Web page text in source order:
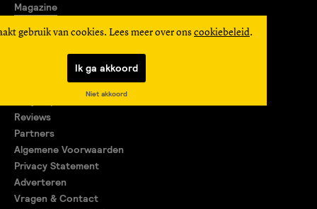
Wedstrijd
Editio Producties
gebruik van cookies. Lees meer over ons cookiebeleid.
Ik ga akkoord
Niet akkoord
Magazine
Reviews
Partners
Algemene Voorwaarden
Privacy Statement
Adverteren
Vragen & Contact